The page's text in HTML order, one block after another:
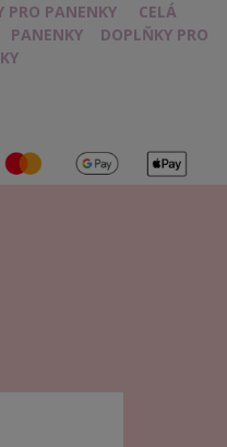
PRO PANENKY
CELÁ
PANENKY
DOPLŇKY PRO